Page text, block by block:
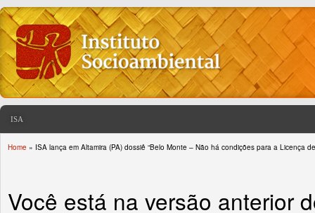
ISA
Home » ISA lança em Altamira (PA) dossiê “Belo Monte – Não há condições para a Licença
Você está na versão anterior